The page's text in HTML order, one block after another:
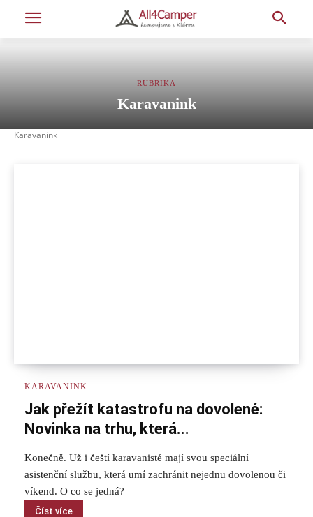
Karavanink
RUBRIKA
Karavanink
KARAVANINK
Jak přežít katastrofu na dovolené:
Novinka na trhu, která...
Konečně. Už i čeští karavanisté mají svou speciální
asistenční službu, která umí zachránit nejednu dovolenou či
víkend. O co se jedná?
Číst více